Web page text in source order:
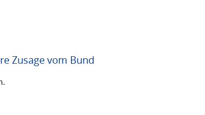
Zusage vom Bund